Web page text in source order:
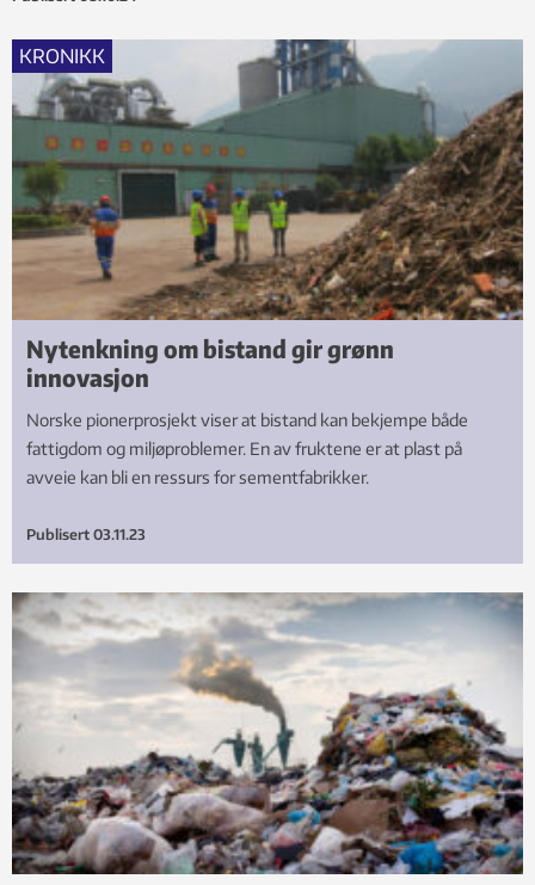
KRONIKK
Nytenkning om bistand gir grønn
innovasjon
Norske pionerprosjekt viser at bistand kan bekjempe både
fattigdom og miljøproblemer. En av fruktene er at plast på
avveie kan bli en ressurs for sementfabrikker.
Publisert 03.11.23